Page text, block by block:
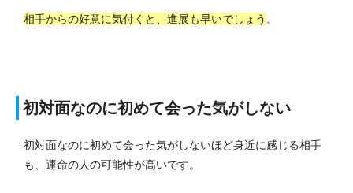
相手からの好意に気付くと、進展も早いでしょう 。
初対面なのに初めて会った気がしない
初対面なのに初めて会った気がしないほど身近に感じる相手
も、運命の人の可能性が高いです。